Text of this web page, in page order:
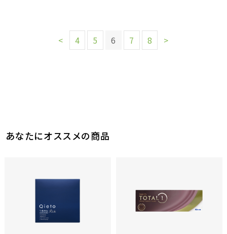
< 4 5 6 7 8 >
あなたにオススメの商品